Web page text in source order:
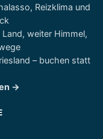
Reizklima und
weiter Himmel,
– buchen statt
→